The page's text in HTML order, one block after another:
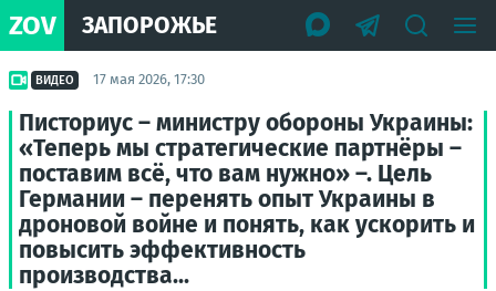
ZOV ЗАПОРОЖЬЕ
ВИДЕО 17 мая 2026, 17:30
Писториус – министру обороны Украины:
«Теперь мы стратегические партнёры –
поставим всё, что вам нужно» –. Цель
Германии – перенять опыт Украины в
дроновой войне и понять, как ускорить и
повысить эффективность
производства...